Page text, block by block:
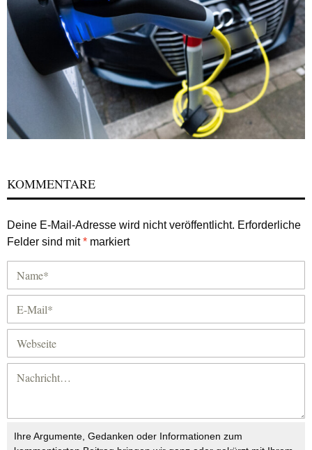
KOMMENTARE
Deine E-Mail-Adresse wird nicht veröffentlicht. Erforderliche
Felder sind mit* markiert
Ihre Argumente, Gedanken oder Informationen zum